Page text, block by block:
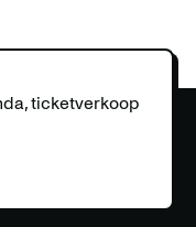
ticketverkoop